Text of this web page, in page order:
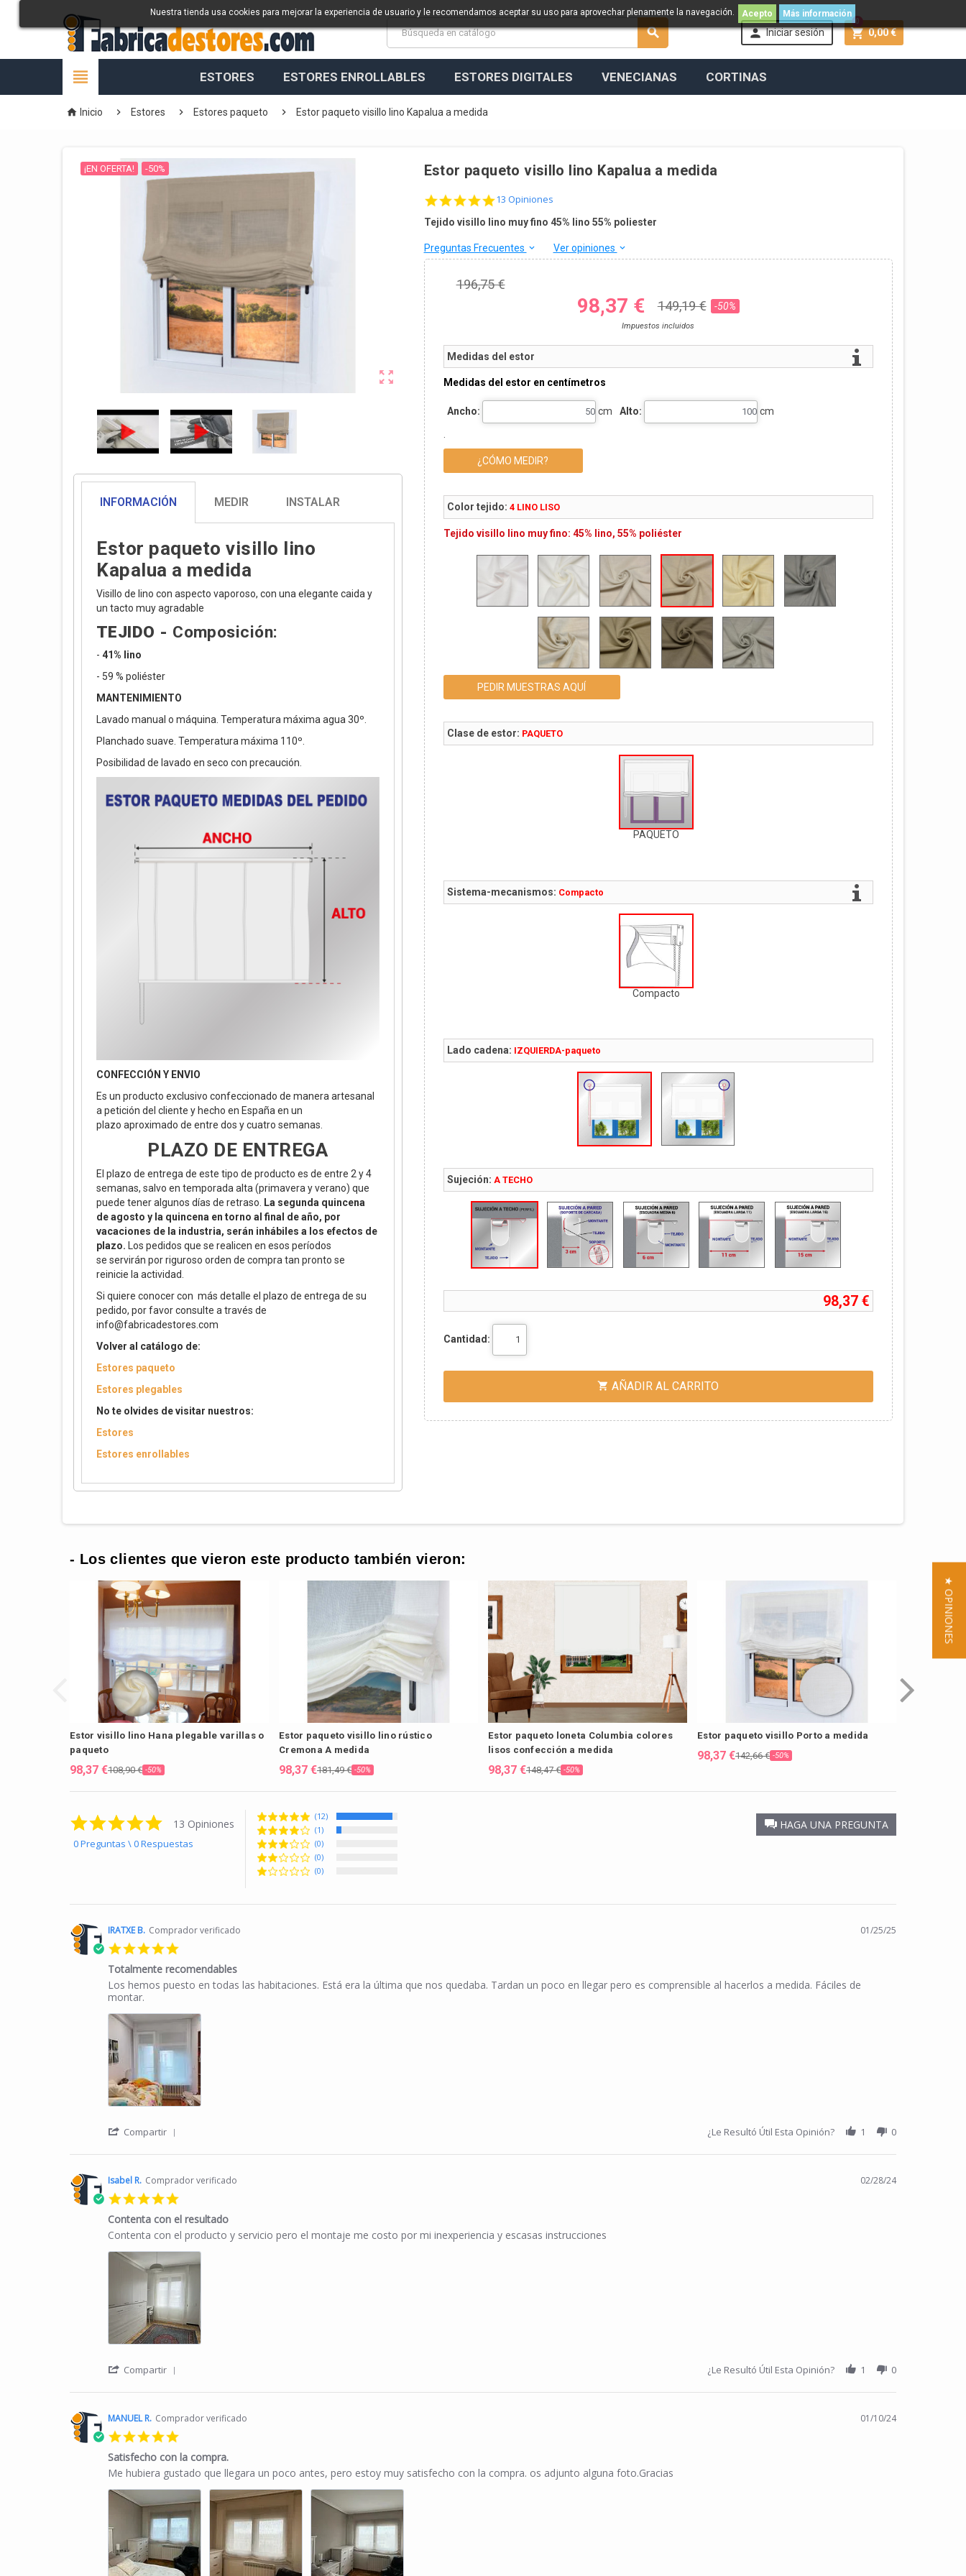
  Iniciar sesión  0,00 €
0
Nuestra tienda usa cookies para mejorar la experiencia de usuario y le recomendamos aceptar su uso para aprovechar plenamente la navegación. Acepto Más información
 ESTORES ESTORES ENROLLABLES ESTORES DIGITALES VENECIANAS CORTINAS
 Inicio  Estores  Estores paqueto  Estor paqueto visillo lino Kapalua a medida

¡EN OFERTA! -50%
INFORMACIÓN MEDIR INSTALAR
Estor paqueto visillo lino
Kapalua a medida
Visillo de lino con aspecto vaporoso, con una elegante caida y
un tacto muy agradable
TEJIDO - Composición:
- 41% lino
- 59 % poliéster
MANTENIMIENTO
Lavado manual o máquina. Temperatura máxima agua 30º.
Planchado suave. Temperatura máxima 110º.
Posibilidad de lavado en seco con precaución.
CONFECCIÓN Y ENVIO
Es un producto exclusivo confeccionado de manera artesanal
a petición del cliente y hecho en España en un
plazo aproximado de entre dos y cuatro semanas.
PLAZO DE ENTREGA
El plazo de entrega de este tipo de producto es de entre 2 y 4
semanas, salvo en temporada alta (primavera y verano) que
puede tener algunos días de retraso.
La segunda quincena
de agosto y la quincena en torno al final de año, por
vacaciones de la industria, serán inhábiles a los efectos de
plazo. Los pedidos que se realicen en esos períodos
se servirán por riguroso orden de compra tan pronto se
reinicie la actividad.
Si quiere conocer con más detalle el plazo de entrega de su
pedido, por favor consulte a través de
info@fabricadestores.com
Volver al catálogo de:
Estores paqueto
Estores plegables
No te olvides de visitar nuestros:
Estores
Estores enrollables
Estor paqueto visillo lino Kapalua a medida
4.9 star rating
13 Opiniones
Tejido visillo lino muy fino 45% lino 55% poliester
Preguntas Frecuentes keyboard_arrow_down Ver opiniones keyboard_arrow_down
196,75 €
98,37 € 149,19 € -50%
Impuestos incluidos
Medidas del estor
Medidas del estor en centímetros
Ancho: cm Alto:
cm
¿CÓMO MEDIR?
Color tejido: 4 LINO LISO
Tejido visillo lino muy fino: 45% lino, 55% poliéster
PEDIR MUESTRAS AQUÍ
Clase de estor: PAQUETO
PAQUETO
Sistema-mecanismos: Compacto
Compacto
Lado cadena: IZQUIERDA-paqueto
Sujeción: A TECHO
98,37 €
Cantidad:
 AÑADIR AL CARRITO
- Los clientes que vieron este producto también vieron:
Estor visillo lino Hana plegable varillas o
paqueto
98,37 €108,90 € -50%
Estor paqueto visillo lino rústico
Cremona A medida
98,37 €181,49 € -50%
Estor paqueto loneta Columbia colores
lisos confección a medida
98,37 €148,47 € -50%
Estor paqueto visillo Porto a medida
98,37 €142,66 € -50%
4.9 star rating
13 Opiniones
0 Preguntas \ 0 Respuestas
(12)
(1)
(0)
(0)
(0)
HAGA UNA PREGUNTA
IRATXE B. Comprador verificado 01/25/25
Totalmente recomendables
Review by IRATXE B. on 25 Jan 2025
review stating Totalmente recomendables
Los hemos puesto en todas las habitaciones. Está era la última que nos quedaba. Tardan un poco en llegar pero es comprensible al hacerlos a medida. Fáciles de
montar.
Compartir ¿Le Resultó Útil Esta Opinión? 1 0
Isabel R. Comprador verificado 02/28/24
Contenta con el resultado
Review by Isabel R. on 28 Feb 2024
review stating Contenta con el resultado
Contenta con el producto y servicio pero el montaje me costo por mi inexperiencia y escasas instrucciones
Compartir ¿Le Resultó Útil Esta Opinión? 1 0
MANUEL R. Comprador verificado 01/10/24
Satisfecho con la compra.
Review by MANUEL R. on 10 Jan 2024
review stating Satisfecho con la compra.
Me hubiera gustado que llegara un poco antes, pero estoy muy satisfecho con la compra. os adjunto alguna foto.Gracias
★ OPINIONES